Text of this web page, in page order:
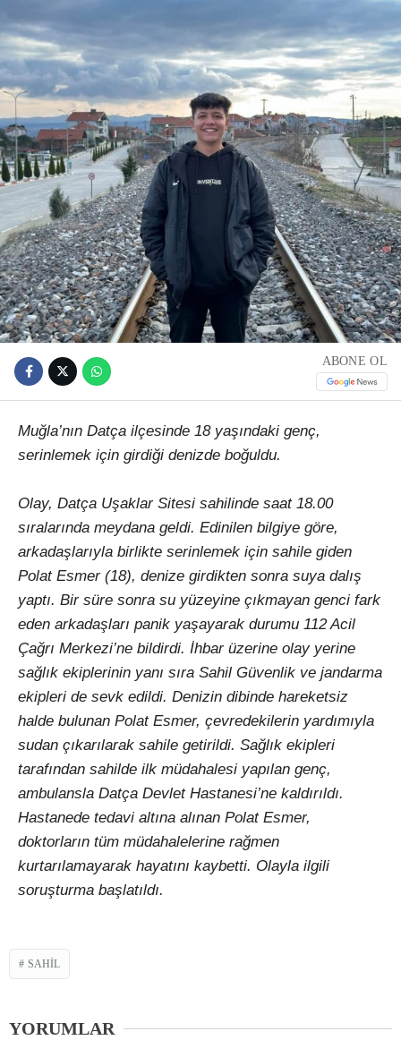
ABONE OL
Muğla’nın Datça ilçesinde 18 yaşındaki genç,
serinlemek için girdiği denizde boğuldu.
Olay, Datça Uşaklar Sitesi sahilinde saat 18.00
sıralarında meydana geldi. Edinilen bilgiye göre,
arkadaşlarıyla birlikte serinlemek için sahile giden
Polat Esmer (18), denize girdikten sonra suya dalış
yaptı. Bir süre sonra su yüzeyine çıkmayan genci fark
eden arkadaşları panik yaşayarak durumu 112 Acil
Çağrı Merkezi’ne bildirdi. İhbar üzerine olay yerine
sağlık ekiplerinin yanı sıra Sahil Güvenlik ve jandarma
ekipleri de sevk edildi. Denizin dibinde hareketsiz
halde bulunan Polat Esmer, çevredekilerin yardımıyla
sudan çıkarılarak sahile getirildi. Sağlık ekipleri
tarafından sahilde ilk müdahalesi yapılan genç,
ambulansla Datça Devlet Hastanesi’ne kaldırıldı.
Hastanede tedavi altına alınan Polat Esmer,
doktorların tüm müdahalelerine rağmen
kurtarılamayarak hayatını kaybetti. Olayla ilgili
soruşturma başlatıldı.
SAHIL
YORUMLAR